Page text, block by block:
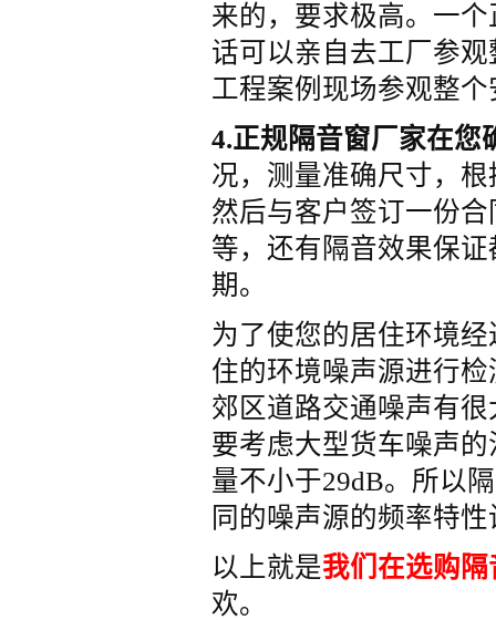
来的，要求极高。一
话可以亲自去工厂参
工程案例现场参观整
4.正规隔音窗厂家在您
况，测量准确尺寸，
然后与客户签订一份
等，还有隔音效果保
期。
为了使您的居住环境
住的环境噪声源进行
郊区道路交通噪声有
要考虑大型货车噪声
量不小于29dB。所以
同的噪声源的频率特
以上就是我们在选购
欢。